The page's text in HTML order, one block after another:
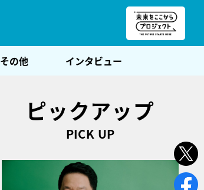
その他 インタビュー
ピックアップ
PICK UP